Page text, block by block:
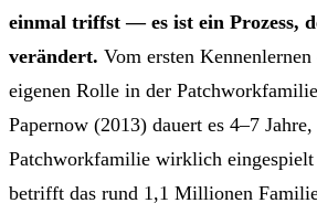
einmal triffst — es ist ein Prozess,
verändert. Vom ersten
eigenen Rolle in der
Papernow (2013) dauert es 4–7
Patchworkfamilie wirklich eingespielt
betrifft das rund 1,1 Millionen